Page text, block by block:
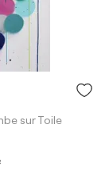
sur Toile